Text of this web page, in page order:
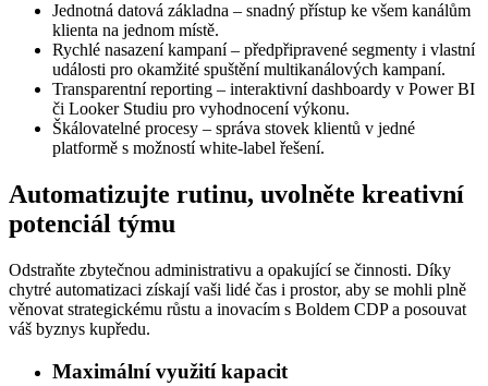
Jednotná datová základna – snadný přístup ke všem kanálům
klienta na jednom místě.
Rychlé nasazení kampaní – předpřipravené segmenty i vlastní
události pro okamžité spuštění multikanálových kampaní.
Transparentní reporting – interaktivní dashboardy v Power BI
či Looker Studiu pro vyhodnocení výkonu.
Škálovatelné procesy – správa stovek klientů v jedné
platformě s možností white-label řešení.
Automatizujte rutinu, uvolněte kreativní
potenciál týmu
Odstraňte zbytečnou administrativu a opakující se činnosti. Díky
chytré automatizaci získají vaši lidé čas i prostor, aby se mohli plně
věnovat strategickému růstu a inovacím s Boldem CDPa posouvat
váš byznys kupředu.
Maximální využití kapacit